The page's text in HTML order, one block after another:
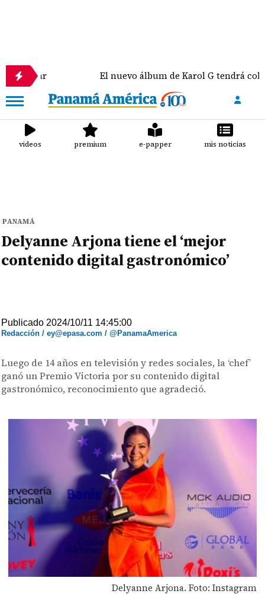
El nuevo álbum de Karol G tendrá
videos premium e-papper mis noticias
PANAMÁ
Delyanne Arjona tiene el ‘mejor
contenido digital gastronómico’
Publicado 2024/10/11 14:45:00
Redacción / ey@epasa.com / @PanamaAmerica
Luego de 14 años en televisión y redes sociales, la ‘chef’
ganó un Premio Victoria por su contenido digital
gastronómico, reconocimiento que agradeció.
Delyanne Arjona. Foto: Instagram